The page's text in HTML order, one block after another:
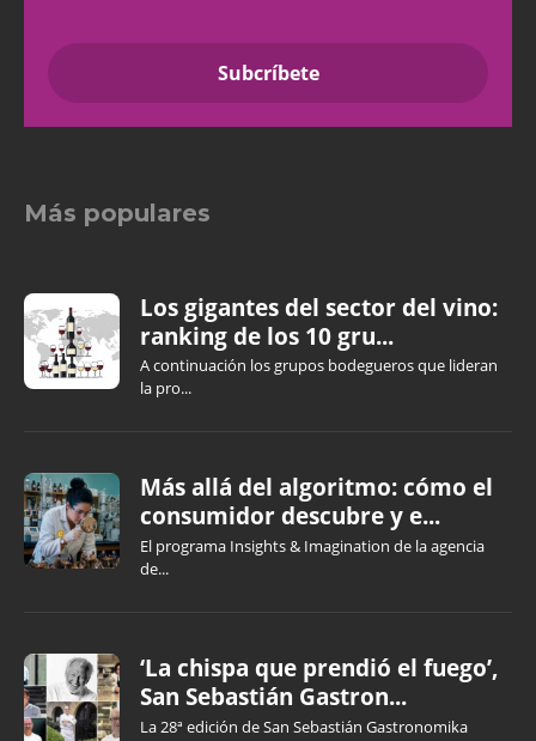
Más populares
Los gigantes del sector del vino:
ranking de los 10 gru...
A continuación los grupos bodegueros que lideran
la pro...
Más allá del algoritmo: cómo el
consumidor descubre y e...
El programa Insights & Imagination de la agencia
de...
‘La chispa que prendió el fuego’,
San Sebastián Gastron...
La 28ª edición de San Sebastián Gastronomika